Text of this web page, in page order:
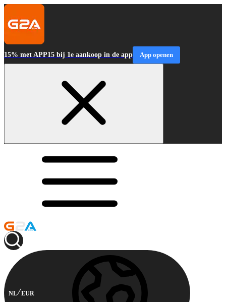
15% met APP15 bij 1e aankoop in de app App openen
NL EUR